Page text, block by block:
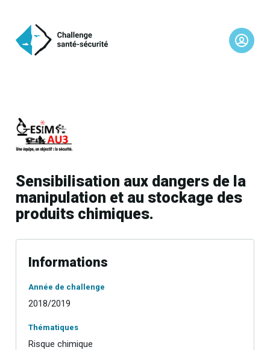
Sensibilisation aux dangers de la
manipulation et au stockage des
produits chimiques.
Informations
Année de challenge
2018/2019
Thématiques
Risque chimique